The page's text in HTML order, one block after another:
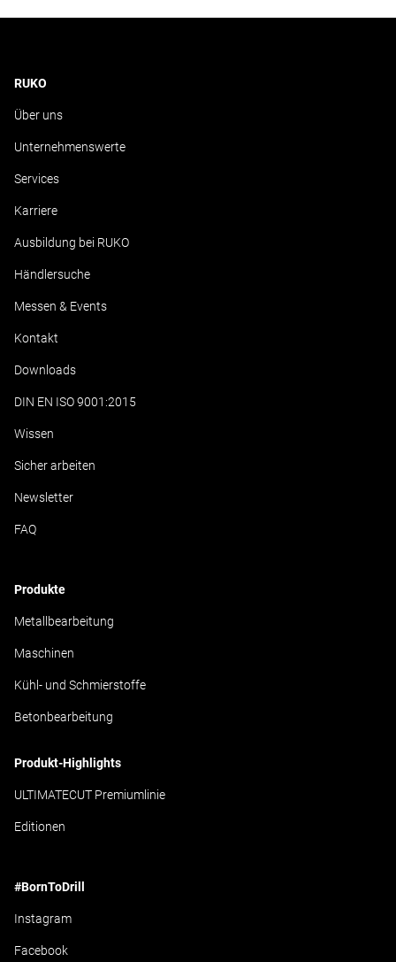
RUKO
Über uns
Unternehmenswerte
Services
Karriere
Ausbildung bei RUKO
Händlersuche
Messen & Events
Kontakt
Downloads
DIN EN ISO 9001:2015
Wissen
Sicher arbeiten
Newsletter
FAQ
Produkte
Metallbearbeitung
Maschinen
Kühl- und Schmierstoffe
Betonbearbeitung
Produkt-Highlights
ULTIMATECUT Premiumlinie
Editionen
#BornToDrill
Instagram
Facebook